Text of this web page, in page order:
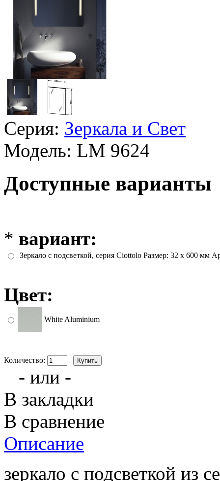
Серия: Зеркала и Свет
Модель: LM 9624
Доступные варианты
* вариант:
Зеркало с подсветкой, серия Ciottolo Размер: 32 x 600 мм
Цвет:
White Aluminium
Количество:
- или -
В закладки
В сравнение
Описание
зеркало с подсветкой из